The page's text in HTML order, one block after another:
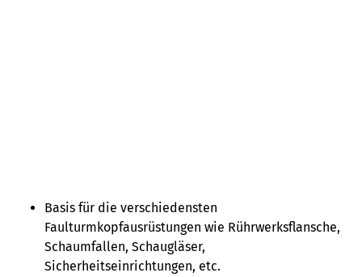
Basis für die verschiedensten
Faulturmkopfausrüstungen wie Rührwerksflansche,
Schaumfallen, Schaugläser,
Sicherheitseinrichtungen, etc.